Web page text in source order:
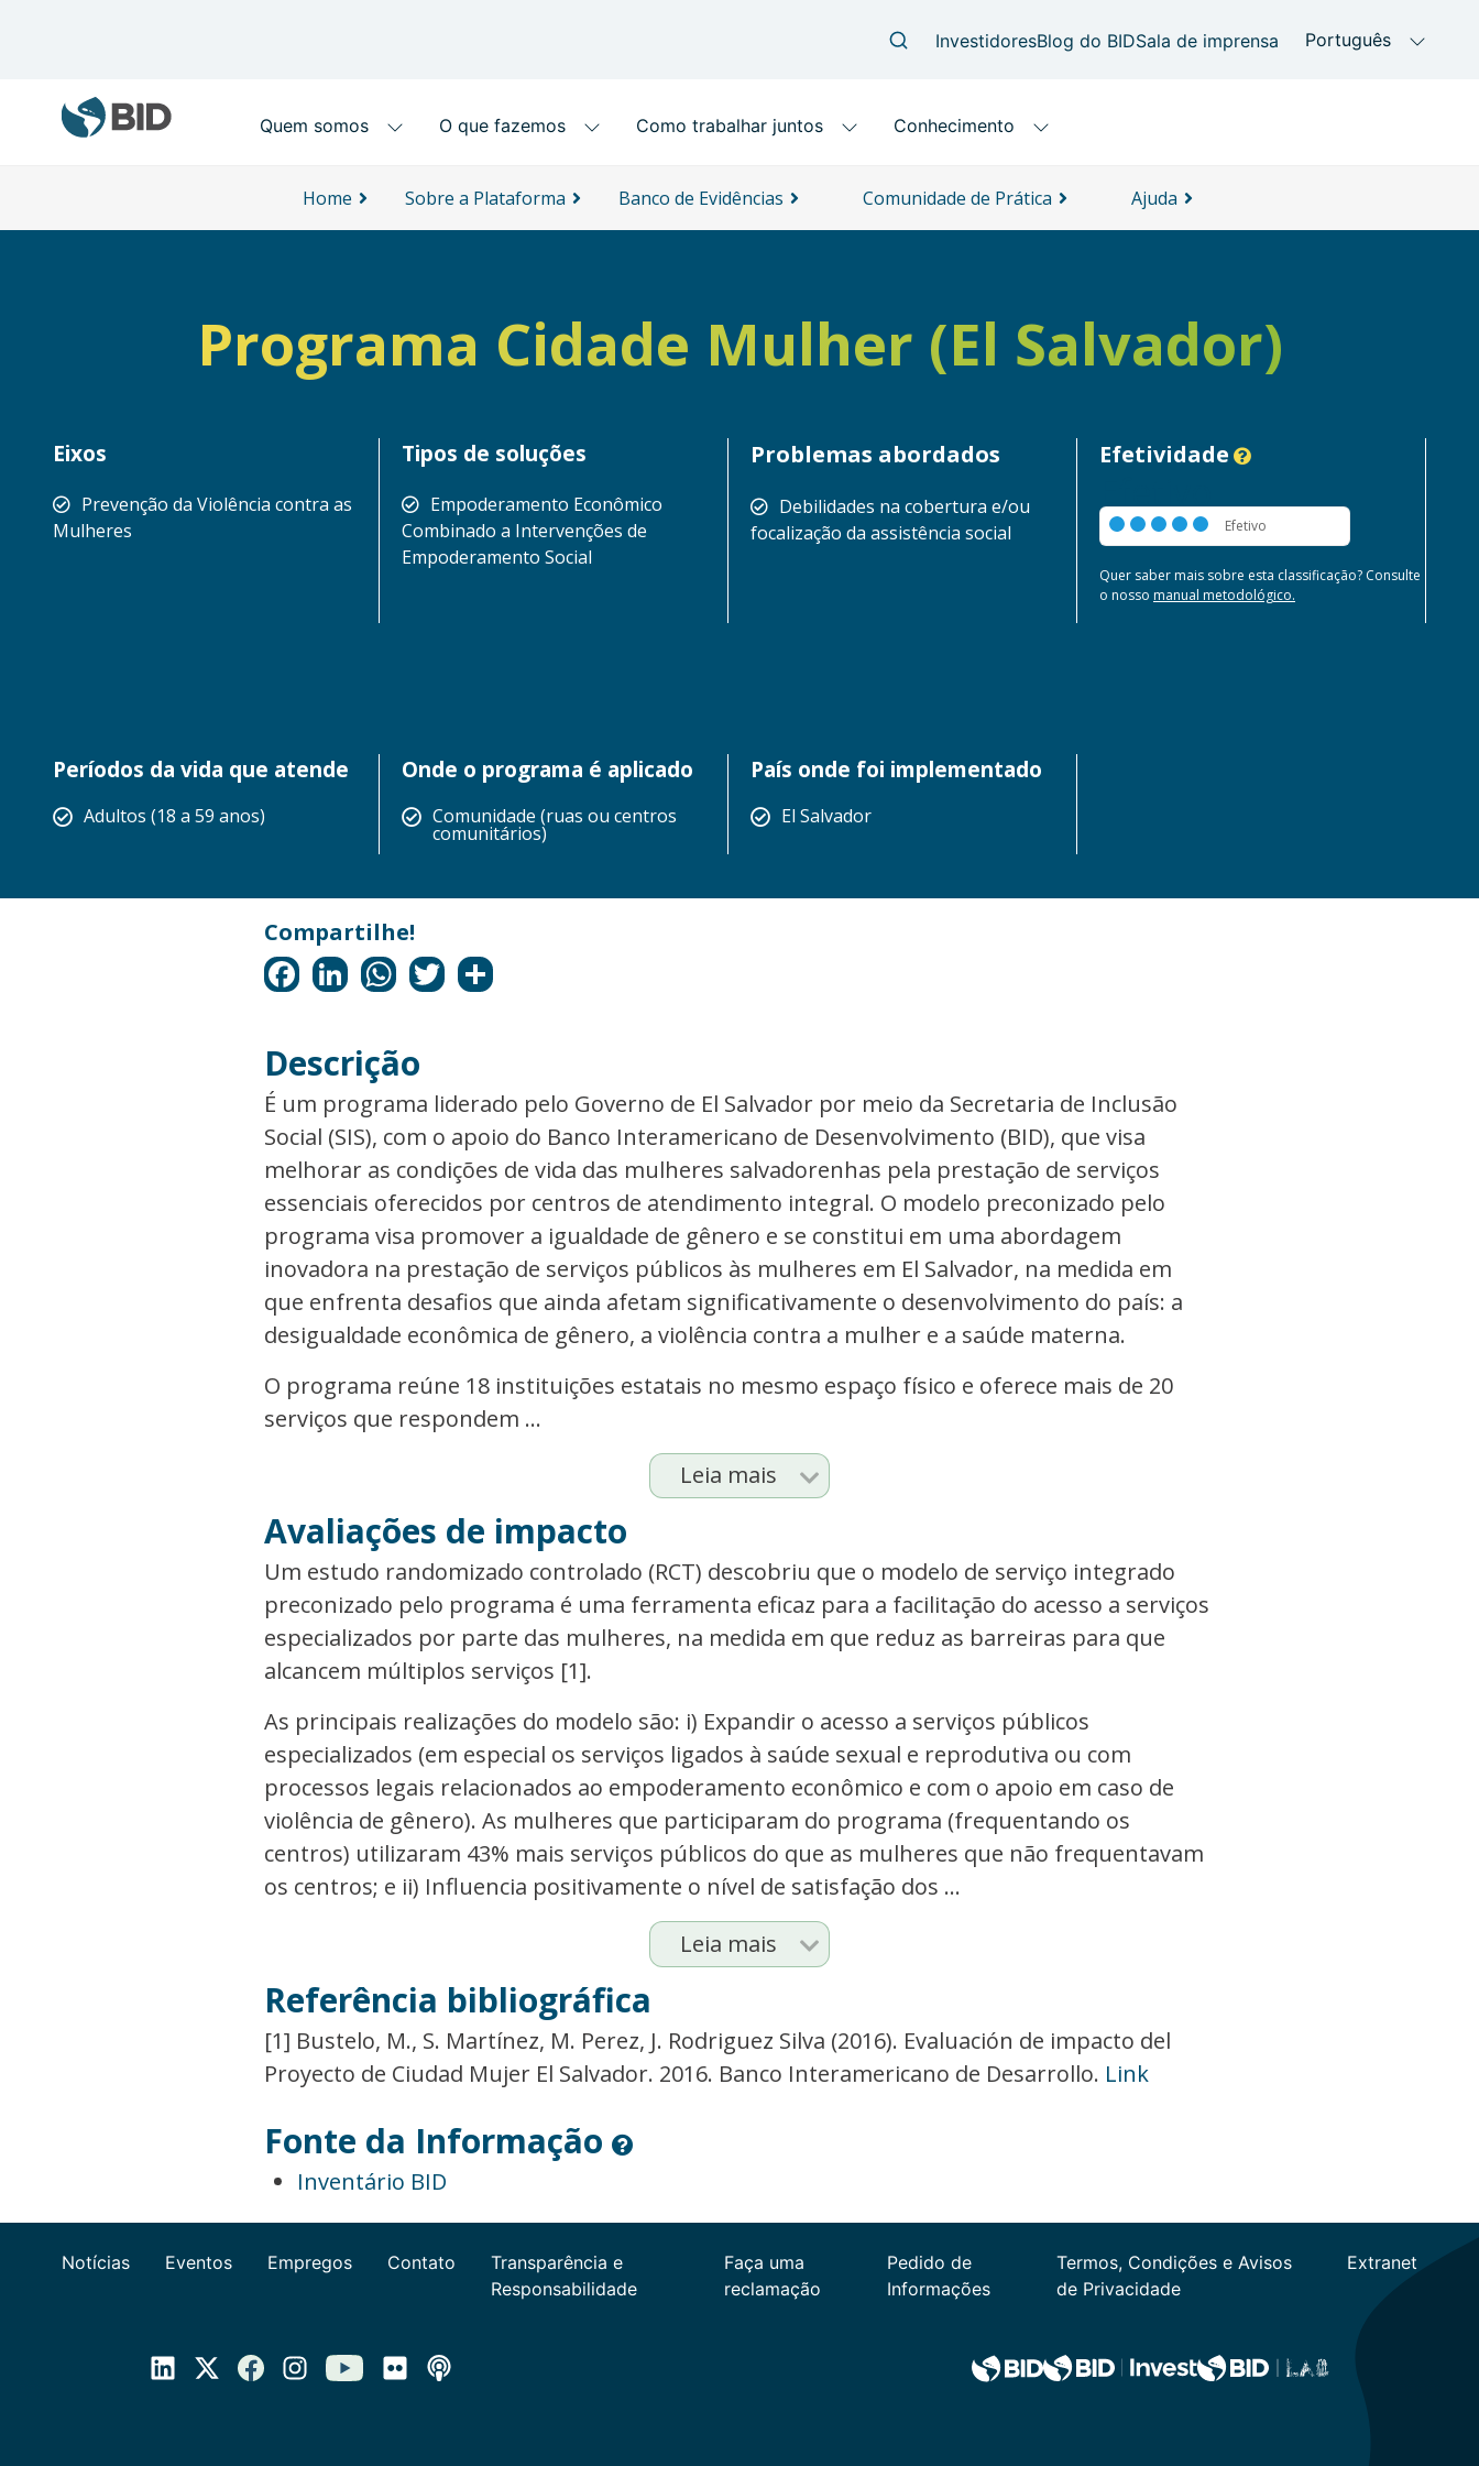
Home
Sobre a Plataforma Banco de Evidências Comunidade de Prática Ajuda
Programa Cidade Mulher (El Salvador)
Eixos
Prevenção da Violência contra as
Mulheres
Tipos de soluções
Empoderamento Econômico
Combinado a Intervenções de
Empoderamento Social
Problemas abordados
Debilidades na cobertura e/ou
focalização da assistência social
Efetividade
Efetivo
Quer saber mais sobre esta classificação? Consulte
o nosso manual metodológico.
Períodos da vida que atende
Adultos (18 a 59 anos)
Onde o programa é aplicado
Comunidade (ruas ou centros
comunitários)
País onde foi implementado
El Salvador
Descrição
É um programa liderado pelo Governo de El Salvador por meio da Secretaria de Inclusão
Social (SIS), com o apoio do Banco Interamericano de Desenvolvimento (BID), que visa
melhorar as condições de vida das mulheres salvadorenhas pela prestação de serviços
essenciais oferecidos por centros de atendimento integral. O modelo preconizado pelo
programa visa promover a igualdade de gênero e se constitui em uma abordagem
inovadora na prestação de serviços públicos às mulheres em El Salvador, na medida em
que enfrenta desafios que ainda afetam significativamente o desenvolvimento do país: a
desigualdade econômica de gênero, a violência contra a mulher e a saúde materna.
O programa reúne 18 instituições estatais no mesmo espaço físico e oferece mais de 20
serviços que respondem ...
Leia mais
Avaliações de impacto
Um estudo randomizado controlado (RCT) descobriu que o modelo de serviço integrado
preconizado pelo programa é uma ferramenta eficaz para a facilitação do acesso a serviços
especializados por parte das mulheres, na medida em que reduz as barreiras para que
alcancem múltiplos serviços [1].
As principais realizações do modelo são: i) Expandir o acesso a serviços públicos
especializados (em especial os serviços ligados à saúde sexual e reprodutiva ou com
processos legais relacionados ao empoderamento econômico e com o apoio em caso de
violência de gênero). As mulheres que participaram do programa (frequentando os
centros) utilizaram 43% mais serviços públicos do que as mulheres que não frequentavam
os centros; e ii) Influencia positivamente o nível de satisfação dos ...
Leia mais
Referência bibliográfica
[1] Bustelo, M., S. Martínez, M. Perez, J. Rodriguez Silva (2016). Evaluación de impacto del
Proyecto de Ciudad Mujer El Salvador. 2016. Banco Interamericano de Desarrollo. Link
Fonte da Informação
Inventário BID